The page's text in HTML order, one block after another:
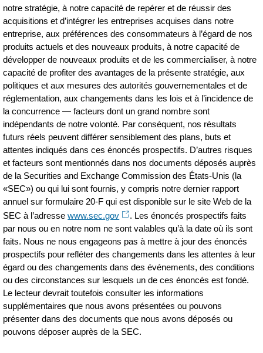
notre stratégie, à notre capacité de repérer et de réussir des
acquisitions et d’intégrer les entreprises acquises dans notre
entreprise, aux préférences des consommateurs à l’égard de nos
produits actuels et des nouveaux produits, à notre capacité de
développer de nouveaux produits et de les commercialiser, à notre
capacité de profiter des avantages de la présente stratégie, aux
politiques et aux mesures des autorités gouvernementales et de
réglementation, aux changements dans les lois et à l’incidence de
la concurrence — facteurs dont un grand nombre sont
indépendants de notre volonté. Par conséquent, nos résultats
futurs réels peuvent différer sensiblement des plans, buts et
attentes indiqués dans ces énoncés prospectifs. D’autres risques
et facteurs sont mentionnés dans nos documents déposés auprès
de la Securities and Exchange Commission des États‑Unis (la
«SEC») ou qui lui sont fournis, y compris notre dernier rapport
annuel sur formulaire 20‑F qui est disponible sur le site Web de la
SEC à l’adressewww.sec.gov
. Les énoncés prospectifs faits
par nous ou en notre nom ne sont valables qu’à la date où ils sont
faits. Nous ne nous engageons pas à mettre à jour des énoncés
prospectifs pour refléter des changements dans les attentes à leur
égard ou des changements dans des événements, des conditions
ou des circonstances sur lesquels un de ces énoncés est fondé.
Le lecteur devrait toutefois consulter les informations
supplémentaires que nous avons présentées ou pouvons
présenter dans des documents que nous avons déposés ou
pouvons déposer auprès de la SEC.